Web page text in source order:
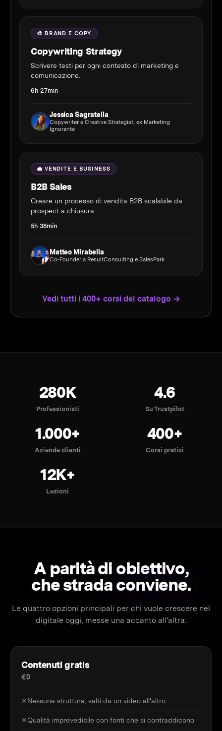
🎨 BRAND E COPY
Copywriting Strategy
Scrivere testi per ogni contesto di marketing e
comunicazione.
6h 27min
Jessica Sagratella
Copywriter e Creative Strategist, ex Marketing
Ignorante
💼 VENDITE E BUSINESS
B2B Sales
Creare un processo di vendita B2B scalabile da
prospect a chiusura.
5h 38min
Matteo Mirabella
Co-Founder a ResultConsulting e SalesPark
Vedi tutti i 400+ corsi del catalogo →
280K
Professionisti
4.6
Su Trustpilot
1.000+
Aziende clienti
400+
Corsi pratici
12K+
Lezioni
A parità di obiettivo,
che stradaconviene.
Le quattro opzioni principali per chi vuole crescere nel
digitale oggi, messe una accanto all'altra.
Contenuti gratis
€0
✕Nessuna struttura, salti da un video all'altro
✕Qualità imprevedibile con fonti che si contraddicono